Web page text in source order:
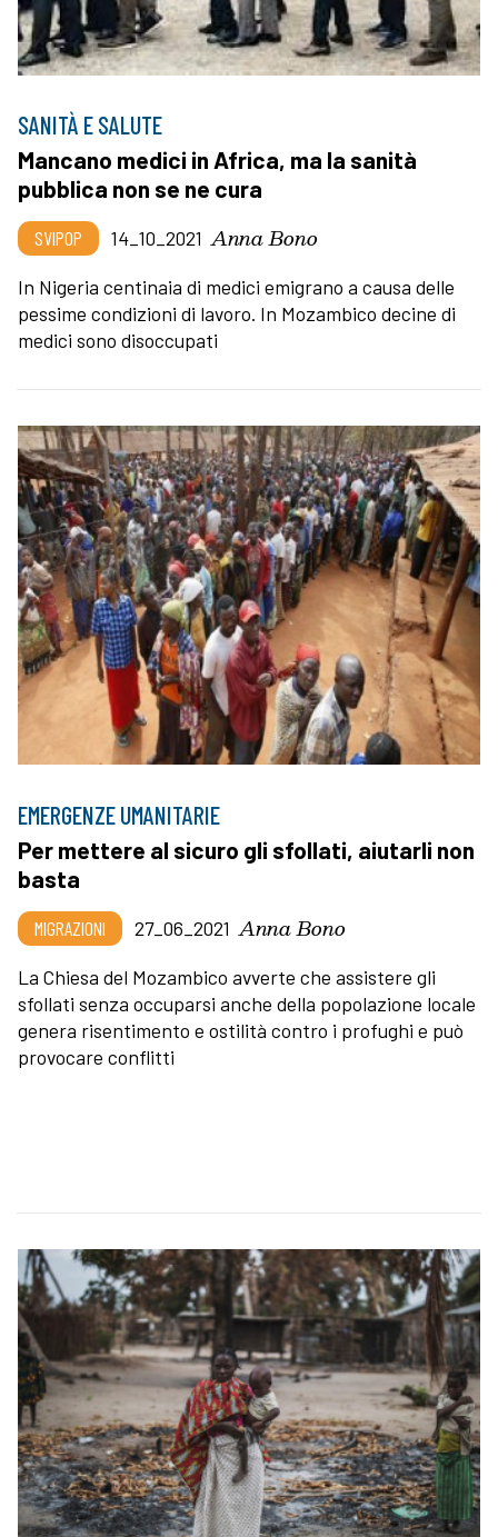
SANITÀ E SALUTE
Mancano medici in Africa, ma la sanità
pubblica non se ne cura
SVIPOP 14_10_2021 Anna Bono
In Nigeria centinaia di medici emigrano a causa delle
pessime condizioni di lavoro. In Mozambico decine di
medici sono disoccupati
EMERGENZE UMANITARIE
Per mettere al sicuro gli sfollati, aiutarli non
basta
MIGRAZIONI 27_06_2021 Anna Bono
La Chiesa del Mozambico avverte che assistere gli
sfollati senza occuparsi anche della popolazione locale
genera risentimento e ostilità contro i profughi e può
provocare conflitti